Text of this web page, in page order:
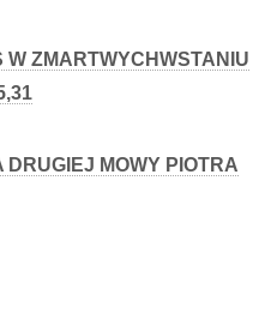
ZMARTWYCHWSTANIU
MOWY PIOTRA